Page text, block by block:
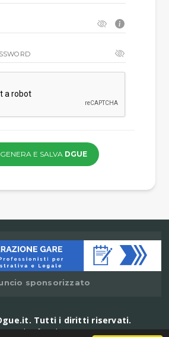
GENERA E SALVA DGUE
sponsorizzato
Tutti i diritti riservati.
Email:info@dgue.it